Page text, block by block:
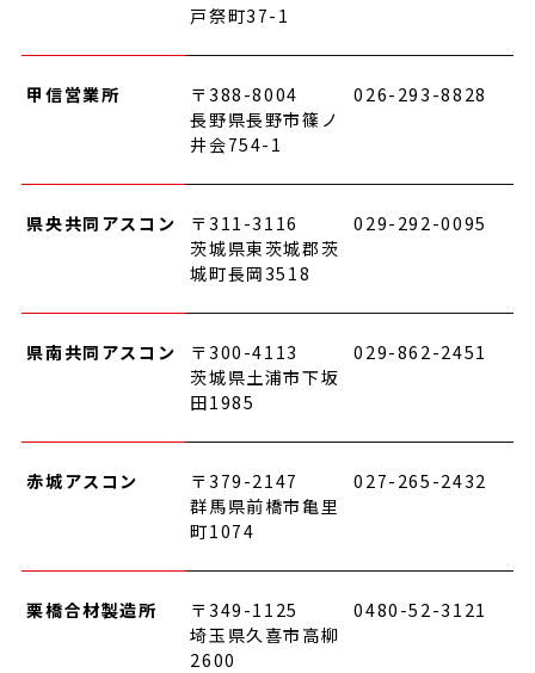
戸祭町37-1
甲信営業所
〒388-8004
長野県長野市篠ノ
井会754-1
026-293-8828
県央共同アスコン
〒311-3116
茨城県東茨城郡茨
城町長岡3518
029-292-0095
県南共同アスコン
〒300-4113
茨城県土浦市下坂
田1985
029-862-2451
赤城アスコン
〒379-2147
群馬県前橋市亀里
町1074
027-265-2432
栗橋合材製造所
〒349-1125
埼玉県久喜市高柳
2600
0480-52-3121